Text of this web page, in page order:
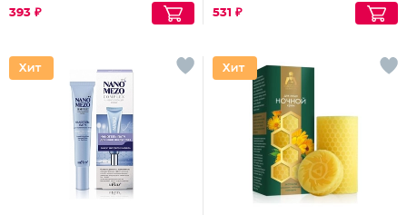
393 ₽ 531 ₽